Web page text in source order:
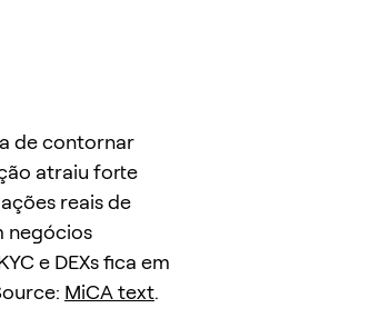
de contornar
atraiu forte
reais de
negócios
e DEXs fica em
MiCA text.